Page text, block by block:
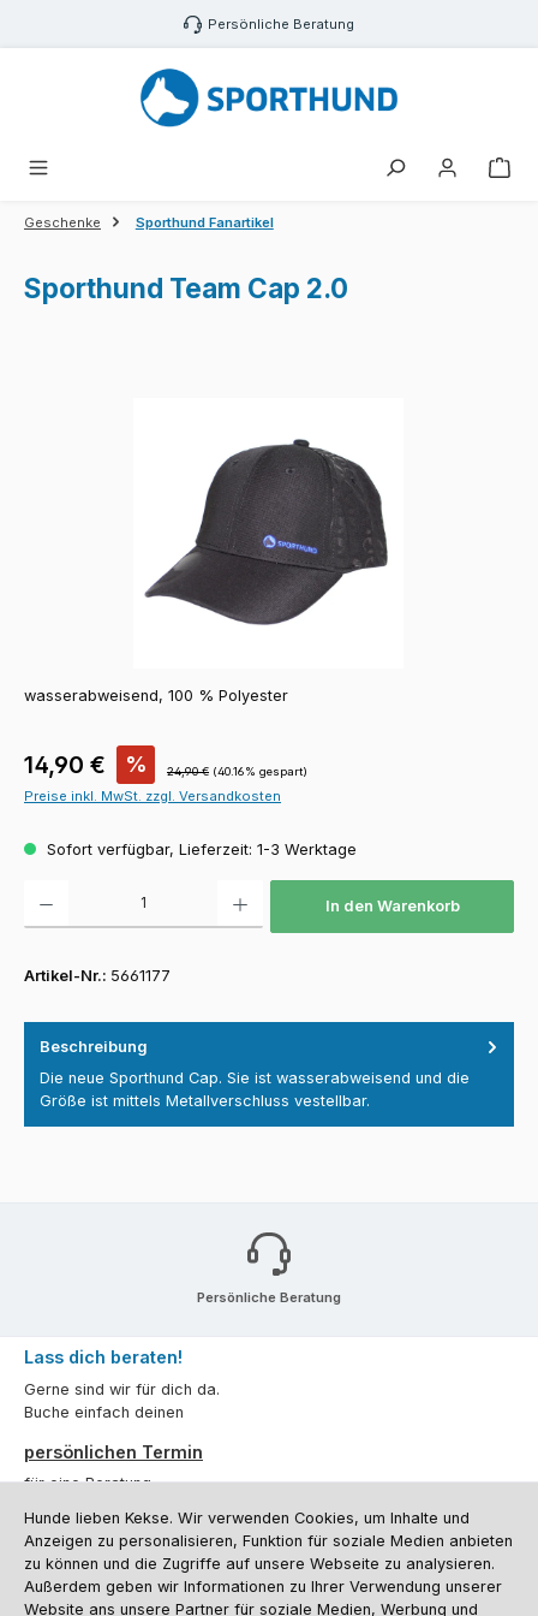
Zum Hauptinhalt springen Persönliche Beratung
Geschenke Sporthund Fanartikel
Sporthund Team Cap 2.0
wasserabweisend, 100 % Polyester
Verkaufspreis:
14,90 € % Regulärer Preis:
24,90 € (40.16% gespart)
Preise inkl. MwSt. zzgl. Versandkosten
Sofort verfügbar, Lieferzeit: 1-3 Werktage
In den Warenkorb
Artikel-Nr.: 5661177
Beschreibung
Die neue Sporthund Cap. Sie ist wasserabweisend und die
Größe ist mittels Metallverschluss vestellbar.
Persönliche Beratung
Lass dich beraten!
Gerne sind wir für dich da.
Buche einfach deinen
persönlichen Termin
für eine Beratung.
Oder über unserKontaktformular.
Vertrag widerrufen
Hunde lieben Kekse. Wir verwenden Cookies, um Inhalte und
Anzeigen zu personalisieren, Funktion für soziale Medien anbieten
zu können und die Zugriffe auf unsere Webseite zu analysieren.
Außerdem geben wir Informationen zu Ihrer Verwendung unserer
Website ans unsere Partner für soziale Medien, Werbung und